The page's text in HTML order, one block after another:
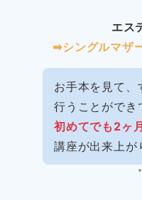
エス
➡︎シングルマザ
お手本を見て、
行うことができ
初めてでも2ヶ月
講座が出来上が
＊成果を保証す